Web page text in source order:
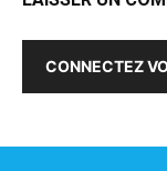
CONNECTEZ